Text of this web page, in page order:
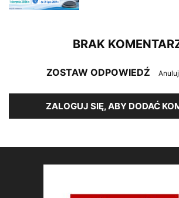
BRAK
ZOSTAW ODPOWIEDŹ
ZALOGUJ SIĘ, ABY DODAĆ